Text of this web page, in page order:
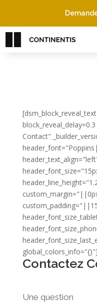
Contact"
Contactez
Une question